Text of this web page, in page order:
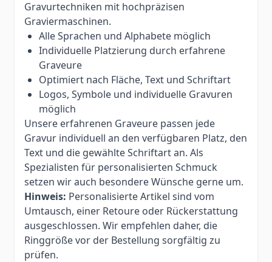
Gravurtechniken mit hochpräzisen
Graviermaschinen.
Alle Sprachen und Alphabete möglich
Individuelle Platzierung durch erfahrene
Graveure
Optimiert nach Fläche, Text und Schriftart
Logos, Symbole und individuelle Gravuren
möglich
Unsere erfahrenen Graveure passen jede
Gravur individuell an den verfügbaren Platz, den
Text und die gewählte Schriftart an. Als
Spezialisten für personalisierten Schmuck
setzen wir auch besondere Wünsche gerne um.
Hinweis: Personalisierte Artikel sind vom
Umtausch, einer Retoure oder Rückerstattung
ausgeschlossen. Wir empfehlen daher, die
Ringgröße vor der Bestellung sorgfältig zu
prüfen.